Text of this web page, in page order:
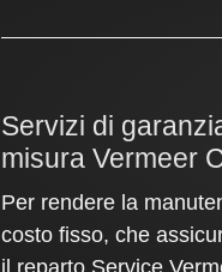
Servizi di
misura Vermeer
Per rendere la
costo fisso, che